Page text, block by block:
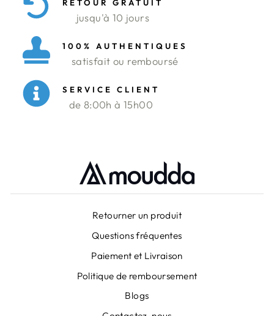
RETOUR GRATUIT
jusqu'à 10 jours
100% AUTHENTIQUES
satisfait ou remboursé
SERVICE CLIENT
de 8:00h à 15h00
Retourner un produit
Questions fréquentes
Paiement et Livraison
Politique de remboursement
Blogs